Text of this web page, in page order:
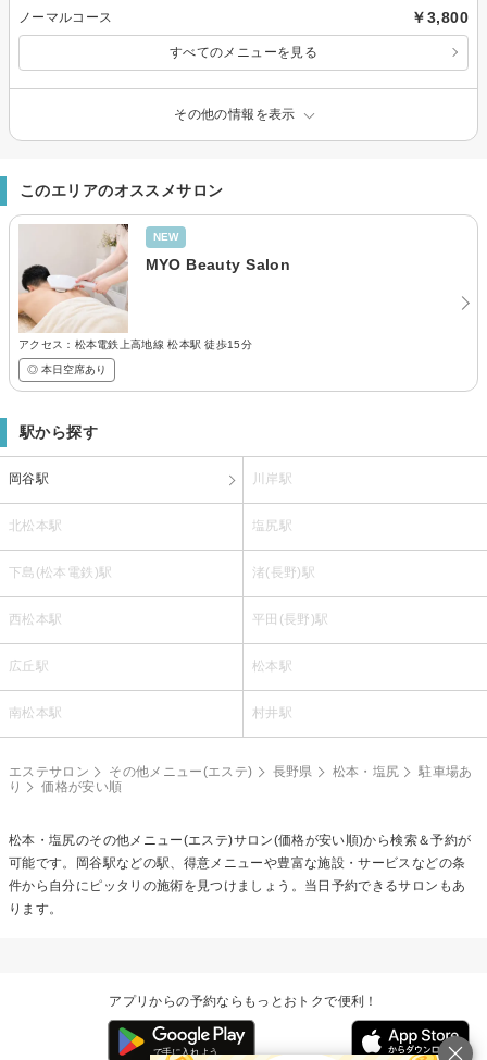
ノーマルコース ￥3,800
すべてのメニューを見る
その他の情報を表示
このエリアのオススメサロン
NEW
MYO Beauty Salon
アクセス：松本電鉄上高地線 松本駅 徒歩15分
◎ 本日空席あり
駅から探す
岡谷駅 川岸駅
北松本駅 塩尻駅
下島(松本電鉄)駅 渚(長野)駅
西松本駅 平田(長野)駅
広丘駅 松本駅
南松本駅 村井駅
エステサロン その他メニュー(エステ) 長野県 松本・塩尻
駐車場あ
り
価格が安い順
松本・塩尻のその他メニュー(エステ)サロン(価格が安い順)から検索＆予約が
可能です。岡谷駅などの駅、得意メニューや豊富な施設・サービスなどの条
件から自分にピッタリの施術を見つけましょう。当日予約できるサロンもあ
ります。
アプリからの予約ならもっとおトクで便利！